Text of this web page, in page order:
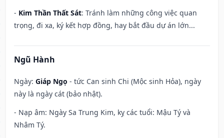
- Kim Thần Thất Sát: Tránh làm những công việc quan
trọng, đi xa, ký kết hợp đồng, hay bắt đầu dự án lớn...
Ngũ Hành
Ngày: Giáp Ngọ - tức Can sinh Chi (Mộc sinh Hỏa), ngày
này là ngày cát (bảo nhật).
- Nạp âm: Ngày Sa Trung Kim, kỵ các tuổi: Mậu Tý và
Nhâm Tý.